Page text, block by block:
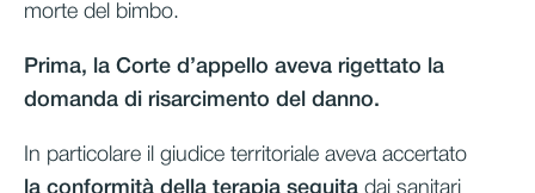
morte del bimbo.
Prima, la Corte d’appello aveva rigettato la
domanda di risarcimento del danno.
In particolare il giudice territoriale aveva accertato
la conformità della terapia seguita dai sanitari